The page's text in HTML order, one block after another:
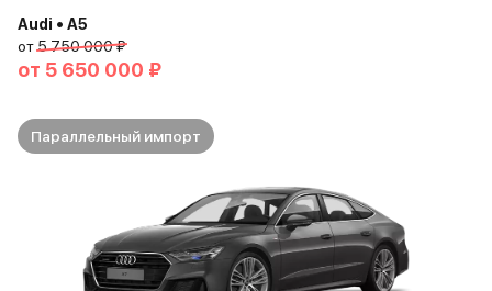
Audi • A5
от5 750 000 ₽
от 5 650 000 ₽
Параллельный импорт